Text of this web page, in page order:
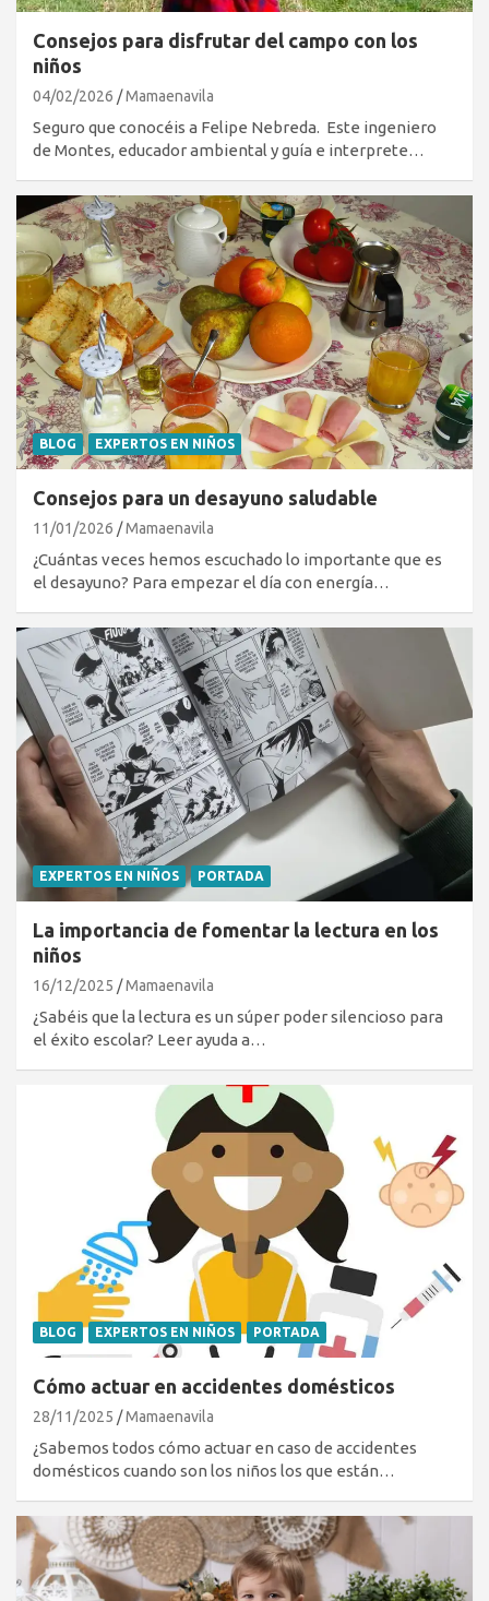
Consejos para disfrutar del campo con los
niños
04/02/2026 Mamaenavila
Seguro que conocéis a Felipe Nebreda. Este ingeniero
de Montes, educador ambiental y guía e interprete…
BLOG EXPERTOS EN NIÑOS
Consejos para un desayuno saludable
11/01/2026 Mamaenavila
¿Cuántas veces hemos escuchado lo importante que es
el desayuno? Para empezar el día con energía…
EXPERTOS EN NIÑOS PORTADA
La importancia de fomentar la lectura en los
niños
16/12/2025 Mamaenavila
¿Sabéis que la lectura es un súper poder silencioso para
el éxito escolar? Leer ayuda a…
BLOG EXPERTOS EN NIÑOS PORTADA
Cómo actuar en accidentes domésticos
28/11/2025 Mamaenavila
¿Sabemos todos cómo actuar en caso de accidentes
domésticos cuando son los niños los que están…